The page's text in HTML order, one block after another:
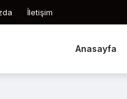
İletişim
Anasayfa